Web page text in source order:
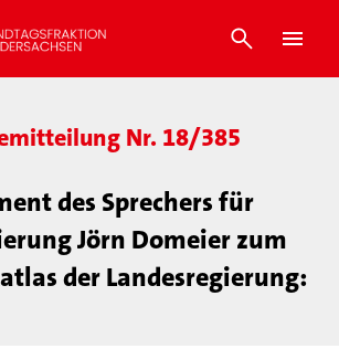
Nr. 18/385
des Sprechers für
Jörn Domeier zum
der Landesregierung: